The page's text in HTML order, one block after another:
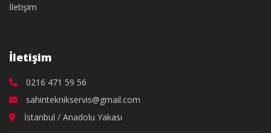
İletişim
İletişim
0216 471 59 56
sahinteknikservis@gmail.com
İstanbul / Anadolu Yakası